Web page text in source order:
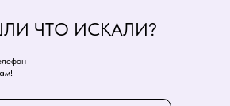
ЧТО ИСКАЛИ?